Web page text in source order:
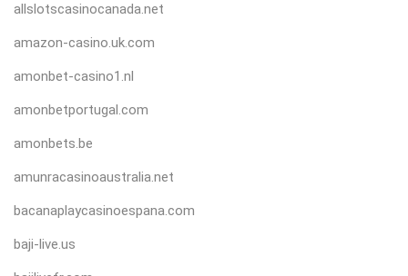
allslotscasinocanada.net
amazon-casino.uk.com
amonbet-casino1.nl
amonbetportugal.com
amonbets.be
amunracasinoaustralia.net
bacanaplaycasinoespana.com
baji-live.us